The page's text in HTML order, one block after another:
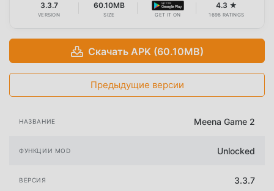
3.3.7
VERSION
60.10MB
SIZE GET IT ON
4.3 ★
1698 RATINGS
Скачать APK (60.10MB)
Предыдущие версии
НАЗВАНИЕ Meena Game 2
ФУНКЦИИ MOD Unlocked
ВЕРСИЯ 3.3.7